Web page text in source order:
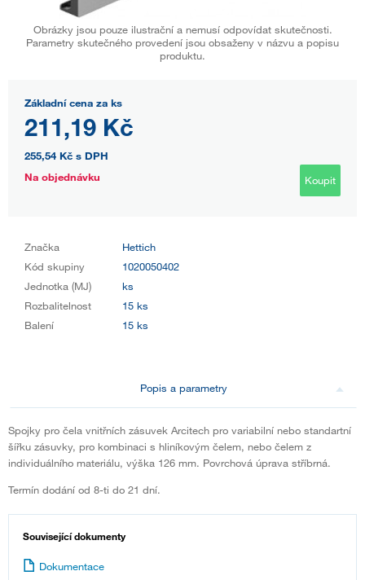
Obrázky jsou pouze ilustrační a nemusí odpovídat skutečnosti.
Parametry skutečného provedení jsou obsaženy v názvu a popisu
produktu.
Základní cena za ks
211,19 Kč
255,54 Kč s DPH
Na objednávku
Koupit
Značka
Hettich
Kód skupiny
1020050402
Jednotka (MJ)
ks
Rozbalitelnost
15 ks
Balení
15 ks
Popis a parametry
Spojky pro čela vnitřních zásuvek Arcitech pro variabilní nebo standartní
šířku zásuvky, pro kombinaci s hliníkovým čelem, nebo čelem z
individuálního materiálu, výška 126 mm. Povrchová úprava stříbrná.
Termín dodání od 8-ti do 21 dní.
Související dokumenty
Dokumentace